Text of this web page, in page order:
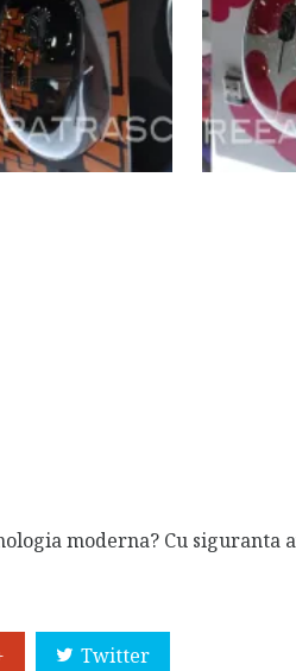
moderna? Cu siguranta
Twitter